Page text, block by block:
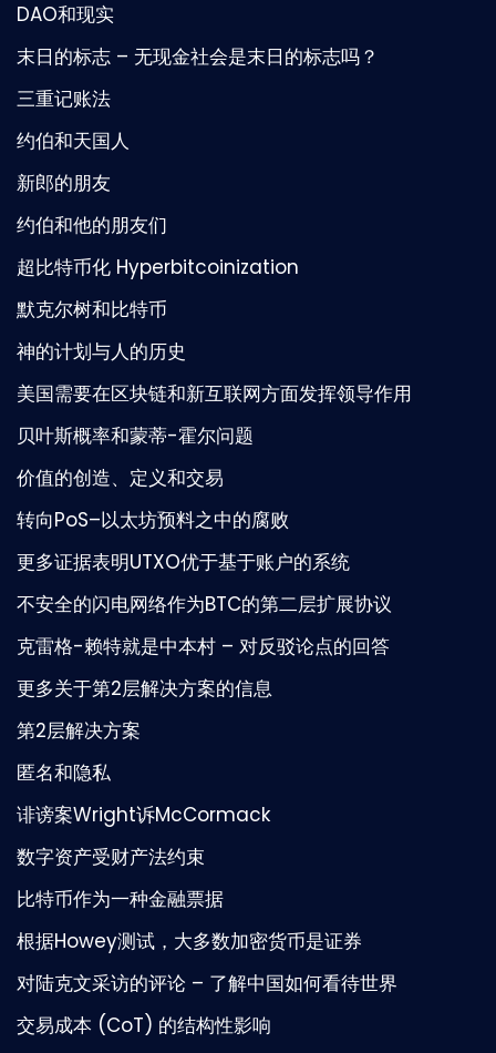
DAO和现实
末日的标志 – 无现金社会是末日的标志吗？
三重记账法
约伯和天国人
新郎的朋友
约伯和他的朋友们
超比特币化 Hyperbitcoinization
默克尔树和比特币
神的计划与人的历史
美国需要在区块链和新互联网方面发挥领导作用
贝叶斯概率和蒙蒂-霍尔问题
价值的创造、定义和交易
转向PoS–以太坊预料之中的腐败
更多证据表明UTXO优于基于账户的系统
不安全的闪电网络作为BTC的第二层扩展协议
克雷格-赖特就是中本村 – 对反驳论点的回答
更多关于第2层解决方案的信息
第2层解决方案
匿名和隐私
诽谤案Wright诉McCormack
数字资产受财产法约束
比特币作为一种金融票据
根据Howey测试，大多数加密货币是证券
对陆克文采访的评论 – 了解中国如何看待世界
交易成本 (CoT) 的结构性影响